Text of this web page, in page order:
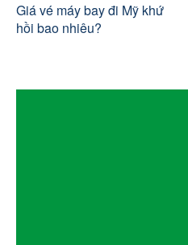
Giá vé máy bay đi Mỹ khứ
hồi bao nhiêu?